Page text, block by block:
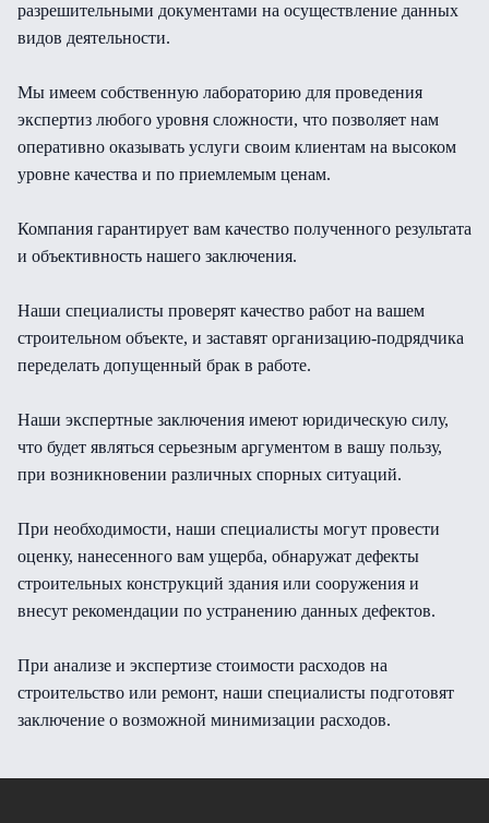
разрешительными документами на осуществление данных
видов деятельности.
Мы имеем собственную лабораторию для проведения
экспертиз любого уровня сложности, что позволяет нам
оперативно оказывать услуги своим клиентам на высоком
уровне качества и по приемлемым ценам.
Компания гарантирует вам качество полученного результата
и объективность нашего заключения.
Наши специалисты проверят качество работ на вашем
строительном объекте, и заставят организацию-подрядчика
переделать допущенный брак в работе.
Наши экспертные заключения имеют юридическую силу,
что будет являться серьезным аргументом в вашу пользу,
при возникновении различных спорных ситуаций.
При необходимости, наши специалисты могут провести
оценку, нанесенного вам ущерба, обнаружат дефекты
строительных конструкций здания или сооружения и
внесут рекомендации по устранению данных дефектов.
При анализе и экспертизе стоимости расходов на
строительство или ремонт, наши специалисты подготовят
заключение о возможной минимизации расходов.